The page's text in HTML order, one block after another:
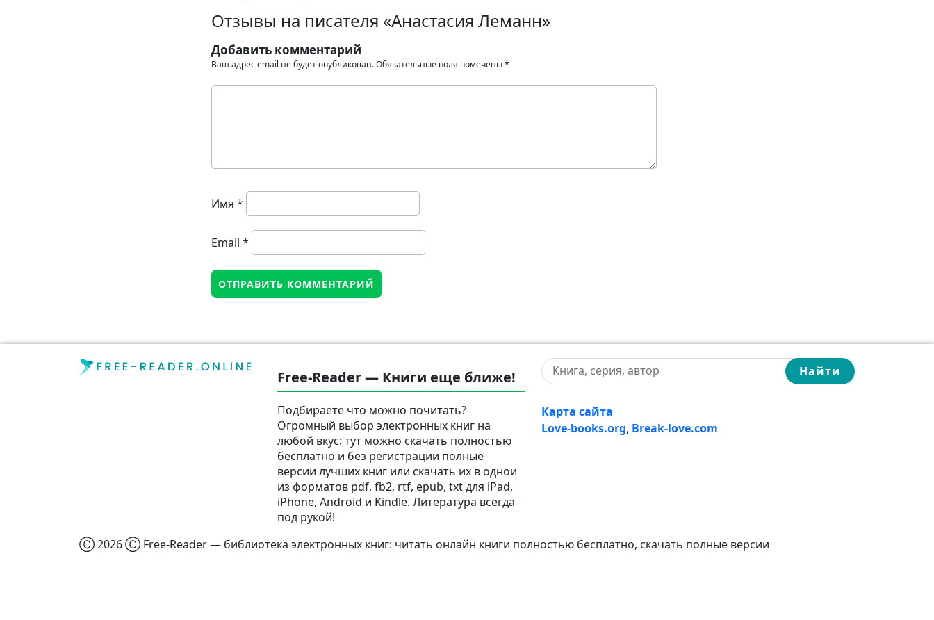
Отзывы на писателя «Анастасия Леманн»
Добавить комментарий
Ваш адрес email не будет опубликован.Обязательные поля помечены*
Имя *
Email *
Free-Reader — Книги еще ближе!
Подбираете что можно почитать?
Огромный выбор электронных книг на
любой вкус: тут можно скачать полностью
бесплатно и без регистрации полные
версии лучших книг или скачать их в однои
из форматов pdf, fb2, rtf, epub, txt для iPad,
iPhone, Android и Kindle. Литература всегда
под рукой!
Найти
Карта сайта
Love-books.org, Break-love.com
Ⓒ 2026 Ⓒ Free-Reader — библиотека электронных книг: читать онлайн книги полностью бесплатно, скачать полные версии